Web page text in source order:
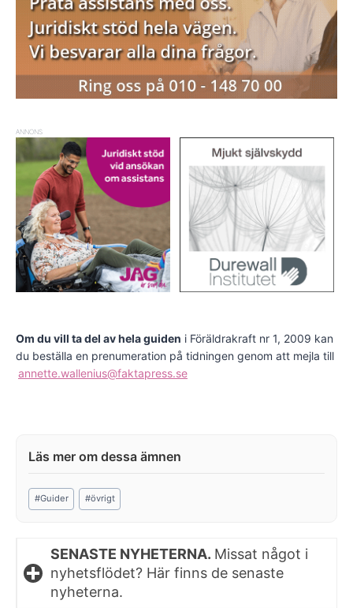
ANNONS
Om du vill ta del av hela guiden i Föräldrakraft nr 1, 2009 kan
du beställa en prenumeration på tidningen genom att mejla till
annette.wallenius@faktapress.se
Post
Tags:
#Guider #övrigt
SENASTE NYHETERNA. Missat något i
nyhetsflödet? Här finns de senaste
nyheterna.